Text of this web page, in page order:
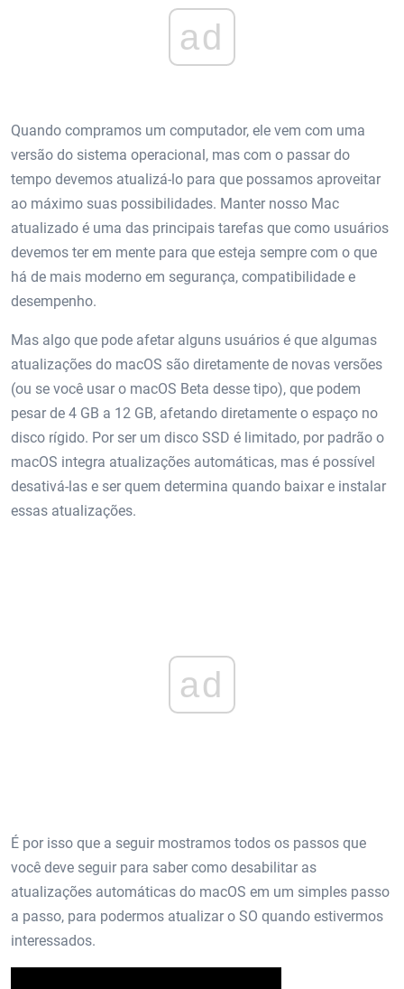
ad
Quando compramos um computador, ele vem com uma
versão do sistema operacional, mas com o passar do
tempo devemos atualizá-lo para que possamos aproveitar
ao máximo suas possibilidades. Manter nosso Mac
atualizado é uma das principais tarefas que como usuários
devemos ter em mente para que esteja sempre com o que
há de mais moderno em segurança, compatibilidade e
desempenho.
Mas algo que pode afetar alguns usuários é que algumas
atualizações do macOS são diretamente de novas versões
(ou se você usar o macOS Beta desse tipo), que podem
pesar de 4 GB a 12 GB, afetando diretamente o espaço no
disco rígido. Por ser um disco SSD é limitado, por padrão o
macOS integra atualizações automáticas, mas é possível
desativá-las e ser quem determina quando baixar e instalar
essas atualizações.
ad
É por isso que a seguir mostramos todos os passos que
você deve seguir para saber como desabilitar as
atualizações automáticas do macOS em um simples passo
a passo, para podermos atualizar o SO quando estivermos
interessados.